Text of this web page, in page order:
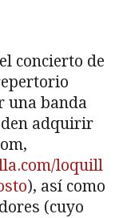
concierto de
una banda
adquirir
loquill
), así como
(cuyo